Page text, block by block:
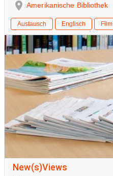
Amerikanische Bibliothek
Austausch Englisch Film
New(s)Views